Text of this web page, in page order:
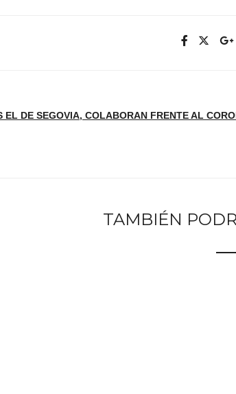
DE SEGOVIA, COLABORAN FRENTE AL
TAMBIÉN